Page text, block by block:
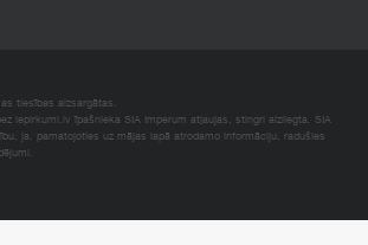
tiesības aizsargātas.
iepirkumi.lv īpašnieka SIA Imperum atļaujas, stingri aizliegta. SIA
ja, pamatojoties uz mājas lapā atrodamo informāciju, radušies